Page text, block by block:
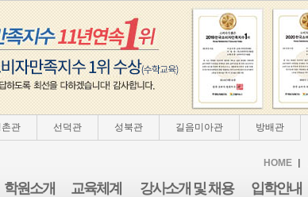
관 선덕관 성북관 길음미아관 방배관
HOME
학원소개 교육체계 강사소개 및 채용 입학안내